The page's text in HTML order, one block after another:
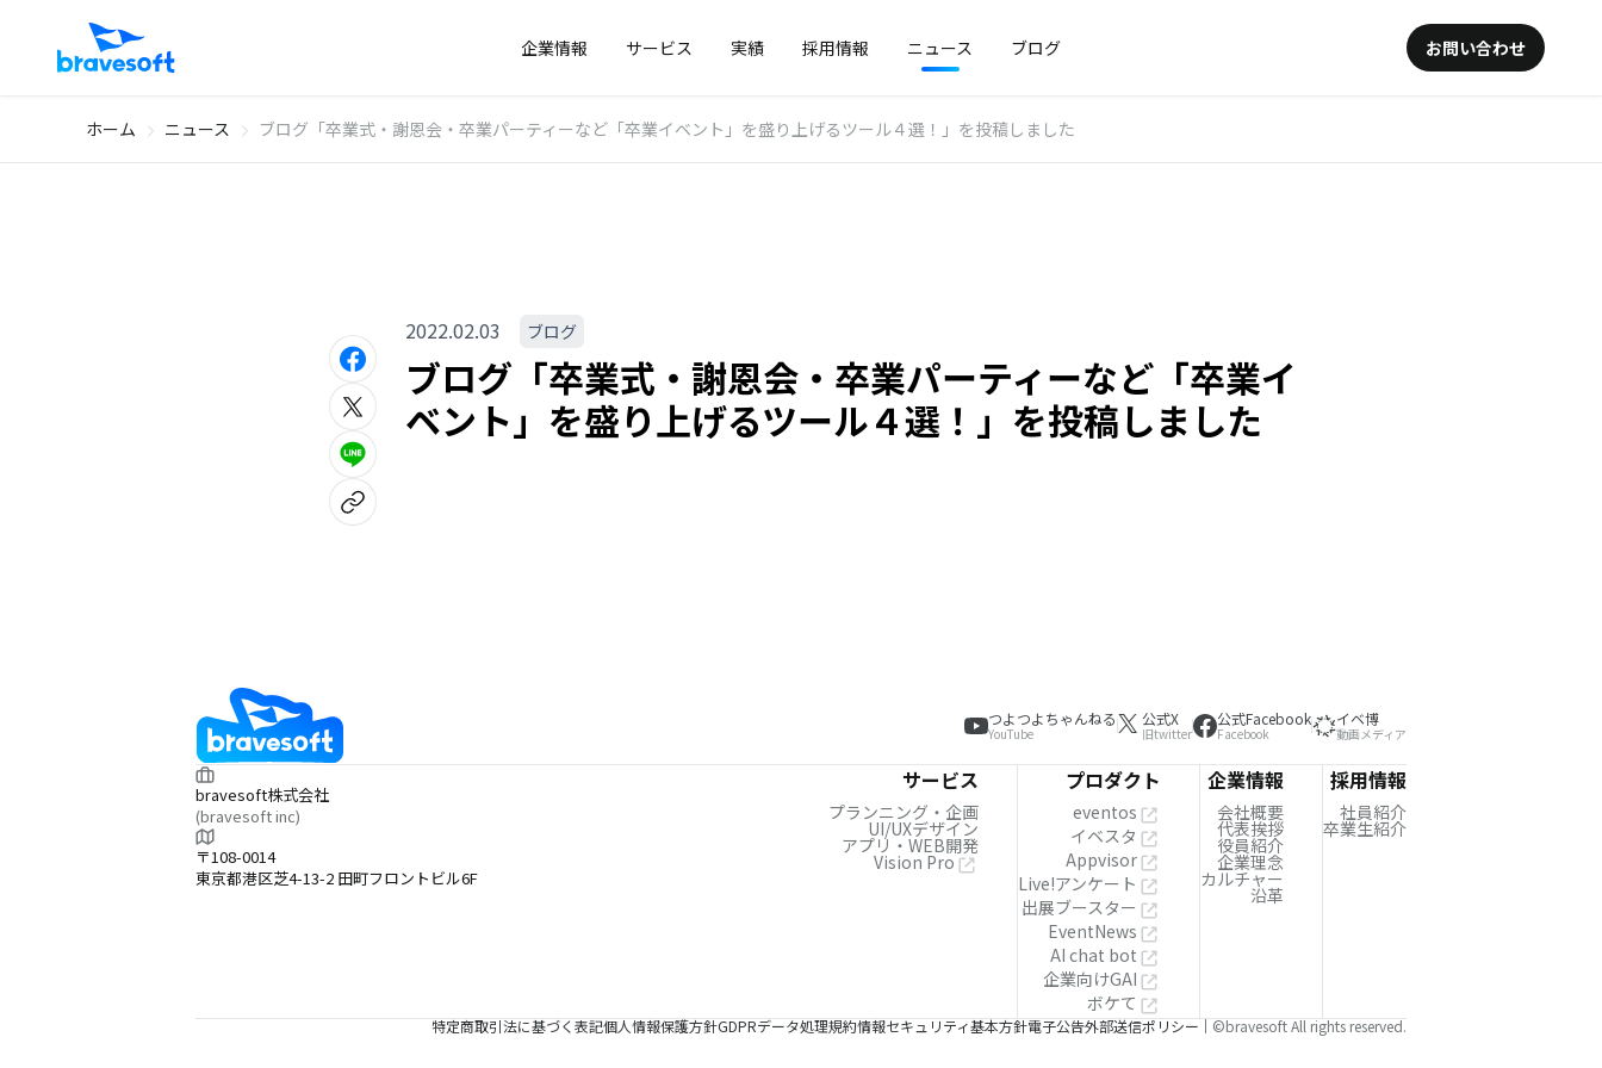
企業情報 サービス 実績 採用情報 ニュース ブログ お問い合わせ
ホーム ニュース ブログ「卒業式・謝恩会・卒業パーティーなど「卒業イベント」を盛り上げるツール４選！」を投稿しました
2022.02.03 ブログ
ブログ「卒業式・謝恩会・卒業パーティーなど「卒業イ
ベント」を盛り上げるツール４選！」を投稿しました
つよつよちゃんねる
YouTube
公式X
旧twitter
公式Facebook
Facebook
イベ博
動画メディア
bravesoft株式会社
(bravesoft inc)
〒108-0014
東京都港区芝4-13-2 田町フロントビル6F
サービス
プランニング・企画
UI/UXデザイン
アプリ・WEB開発
Vision Pro
プロダクト
eventos
イベスタ
Appvisor
Live!アンケート
出展ブースター
EventNews
AI chat bot
企業向けGAI
ボケて
企業情報
会社概要
代表挨拶
役員紹介
企業理念
カルチャー
沿革
採用情報
社員紹介
卒業生紹介
特定商取引法に基づく表記個人情報保護方針GDPRデータ処理規約情報セキュリティ基本方針電子公告外部送信ポリシー ©bravesoft All rights reserved.